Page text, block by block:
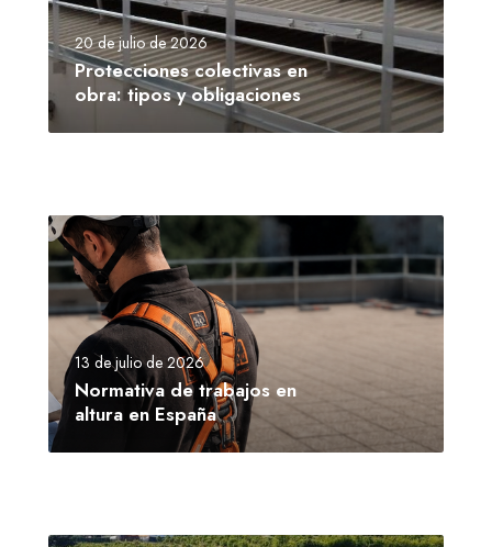
20 de julio de 2026
Protecciones colectivas en
obra: tipos y obligaciones
13 de julio de 2026
Normativa de trabajos en
altura en España